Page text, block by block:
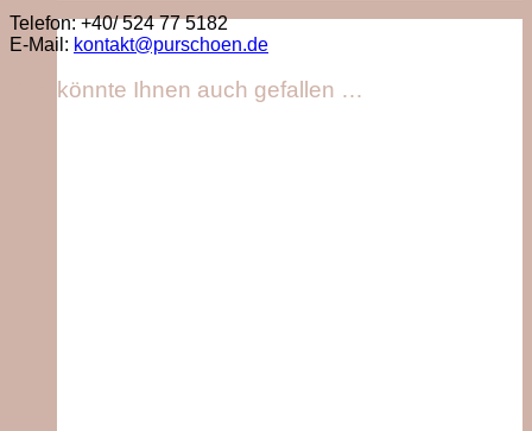
Telefon: +40/ 524 77 5182
E-Mail: kontakt@purschoen.de
Das könnte Ihnen auch gefallen …